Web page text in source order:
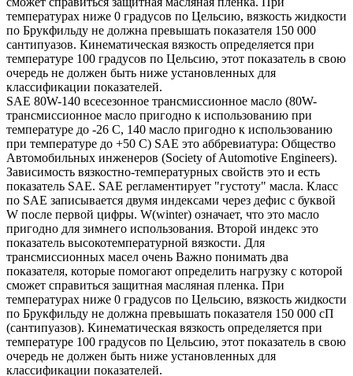
температурах ниже 0 градусов по Цельсию, вязкость жидкости
по Брукфильду не должна превышать показателя 150 000
сантипуазов. Кинематическая вязкость определяется при
температуре 100 градусов по Цельсию, этот показатель в свою
очередь не должен быть ниже установленных для
классификации показателей.
SAE 80W-140 всесезонное трансмиссионное масло (80W-
трансмиссионное масло пригодно к использованию при
температуре до -26 С, 140 масло пригодно к использованию
при температуре до +50 С) SAE это аббревиатура: Общество
Автомобильных инженеров (Society of Automotive Engineers).
Зависимость вязкостно-температурных свойств это и есть
показатель SAE. SAE регламентирует "густоту" масла. Класс
по SAE записывается двумя индексами через дефис с буквой
W после первой цифры. W(winter) означает, что это масло
пригодно для зимнего использования. Второй индекс это
показатель высокотемпературной вязкости. Для
трансмиссионных масел очень Важно понимать два
показателя, которые помогают определить нагрузку с которой
сможет справиться защитная масляная пленка. При
температурах ниже 0 градусов по Цельсию, вязкость жидкости
по Брукфильду не должна превышать показателя 150 000 сП
(сантипуазов). Кинематическая вязкость определяется при
температуре 100 градусов по Цельсию, этот показатель в свою
очередь не должен быть ниже установленных для
классификации показателей.